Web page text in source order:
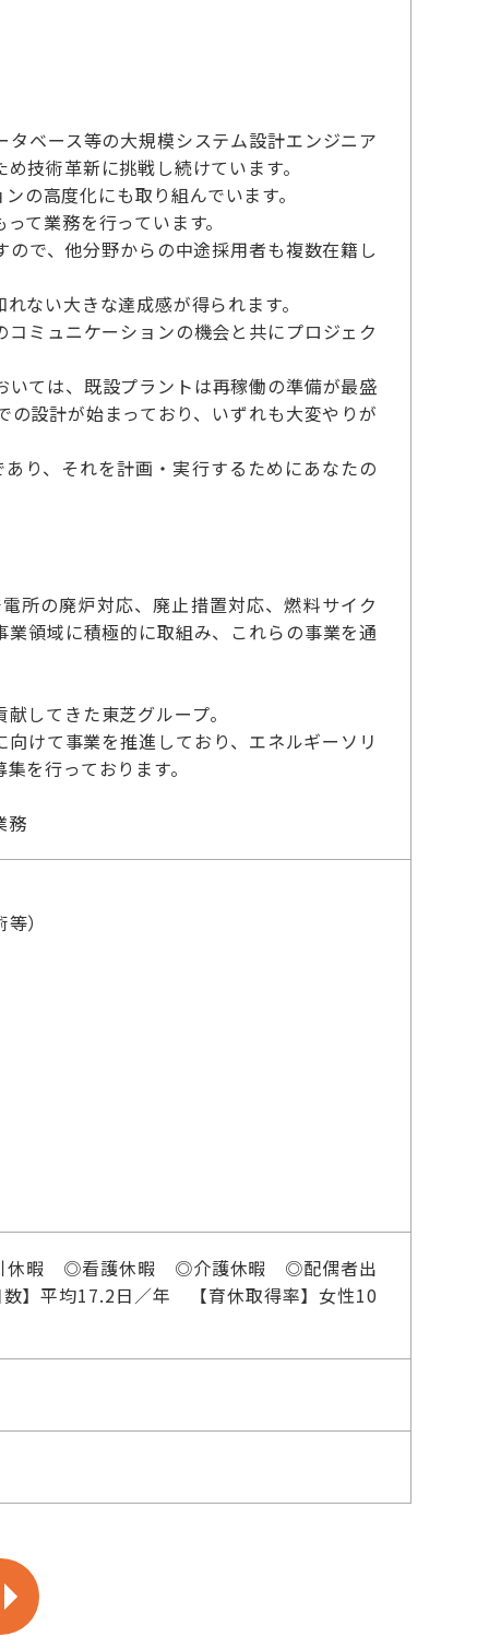
ベース等の大規模システム設計エンジニア
技術革新に挑戦し続けています。
の高度化にも取り組んでいます。
て業務を行っています。
で、他分野からの中途採用者も複数在籍し
ない大きな達成感が得られます。
ミュニケーションの機会と共にプロジェク
ては、既設プラントは再稼働の準備が最盛
設計が始まっており、いずれも大変やりが
り、それを計画・実行するためにあなたの
所の廃炉対応、廃止措置対応、燃料サイク
領域に積極的に取組み、これらの事業を通
してきた東芝グループ。
けて事業を推進しており、エネルギーソリ
を行っております。
務
）
暇 ◎看護休暇 ◎介護休暇 ◎配偶者出
】平均17.2日／年 【育休取得率】女性10